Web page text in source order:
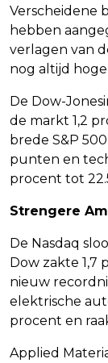
Verscheidene
hebben
verlagen van
nog altijd
De Dow-
de markt 1,2
brede S&P
punten en
procent tot
Strengere
De Nasdaq
Dow zakte 1,7
nieuw
elektrische
procent en
Applied